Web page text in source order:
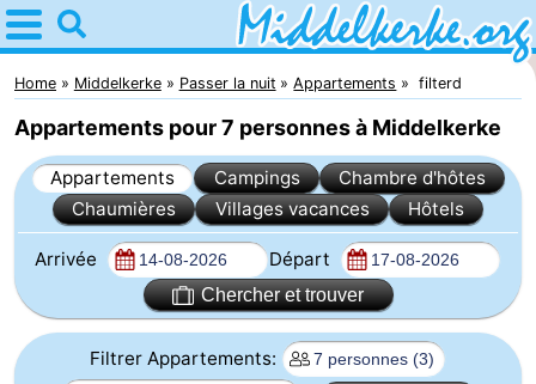
Home
Middelkerke
Astuces
Avec
enfants
la
nuit
Appartements
-
Home Middelkerke Passer la nuit Appartements filterd
Appartements pour 7 personnes à Middelkerke
Appartements Campings
Chambre d'hôtes
Chaumières
Villages vacances Hôtels
Arrivée Départ
Chercher et trouver
Filtrer Appartements: